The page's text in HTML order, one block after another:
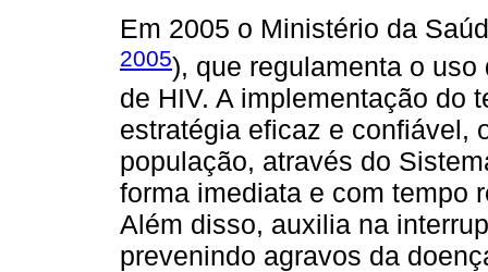
Em 2005 o Ministério da
2005), que regulamenta o
de HIV. A implementação do
estratégia eficaz e confiável,
população, através do
forma imediata e com tempo
Além disso, auxilia na
prevenindo agravos da